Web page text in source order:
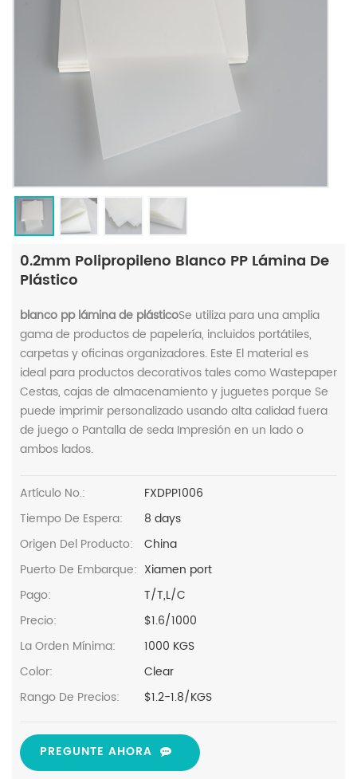
0.2mm Polipropileno Blanco PP Lámina De
Plástico
blanco pp lámina de plásticoSe utiliza para una amplia
gama de productos de papelería, incluidos portátiles,
carpetas y oficinas organizadores. Este El material es
ideal para productos decorativos tales como Wastepaper
Cestas, cajas de almacenamiento y juguetes porque Se
puede imprimir personalizado usando alta calidad fuera
de juego o Pantalla de seda Impresión en un lado o
ambos lados.
Artículo No.:
FXDPP1006
Tiempo De Espera:
8 days
Origen Del Producto:
China
Puerto De Embarque: Xiamen port
Pago:
T/T,L/C
Precio:
$1.6/1000
La Orden Mínima:
1000 KGS
Color:
Clear
Rango De Precios:
$1.2-1.8/KGS
PREGUNTE AHORA